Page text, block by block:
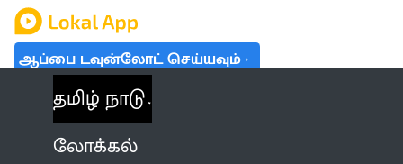
ஆப்பை டவுன்லோட் செய்யவும்
தமிழ் நாடு
லோக்கல்